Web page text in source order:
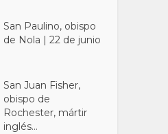
San Paulino, obispo
de Nola | 22 de junio
San Juan Fisher,
obispo de
Rochester, mártir
inglés...